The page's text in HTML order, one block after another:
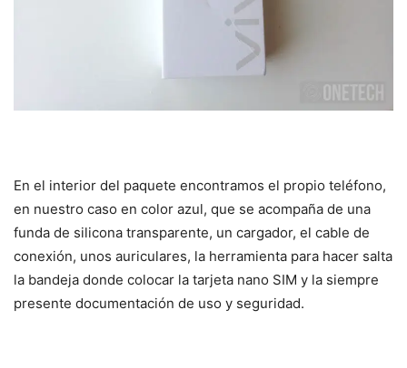
En el interior del paquete encontramos el propio teléfono,
en nuestro caso en color azul, que se acompaña de una
funda de silicona transparente, un cargador, el cable de
conexión, unos auriculares, la herramienta para hacer salta
la bandeja donde colocar la tarjeta nano SIM y la siempre
presente documentación de uso y seguridad.